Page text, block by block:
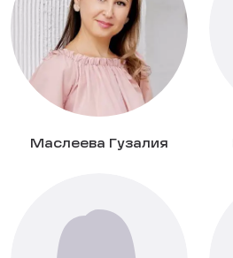
Маслеева Гузалия